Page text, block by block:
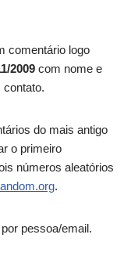
comentário logo
2009 com nome e
contato.
do mais antigo
o primeiro
números aleatórios
.
pessoa/email.